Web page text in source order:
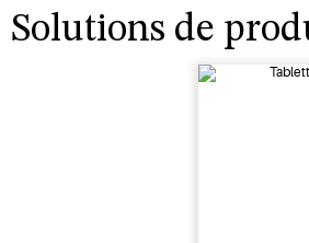
Solutions de